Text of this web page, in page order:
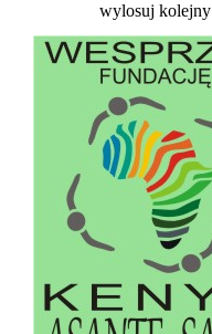
wylosuj kolejny